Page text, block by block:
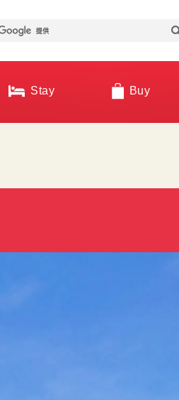
Stay Buy